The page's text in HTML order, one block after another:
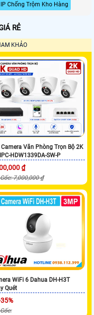
Chống Trộm Kho Hàng
RẺ
KHẢO
Camera Văn Phòng Trọn Bộ 2K
HDW1339DA-SW-P
₫
7,000,000 ₫
WiFi 6 Dahua DH-H3T
Quét